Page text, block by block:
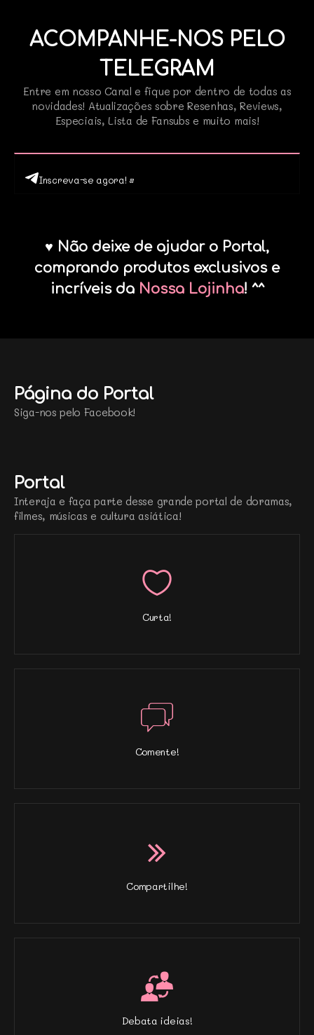
ACOMPANHE-NOS PELO
TELEGRAM
Entre em nosso Canal e fique por dentro de todas as
novidades! Atualizações sobre Resenhas, Reviews,
Especiais, Lista de Fansubs e muito mais!
Inscreva-se agora! •
♥ Não deixe de ajudar o Portal,
comprando produtos exclusivos e
incríveis da Nossa Lojinha! ^^
Página do Portal
Siga-nos pelo Facebook!
Portal
Interaja e faça parte desse grande portal de doramas,
filmes, músicas e cultura asiática!
Curta!
Comente!
Compartilhe!
Debata ideias!